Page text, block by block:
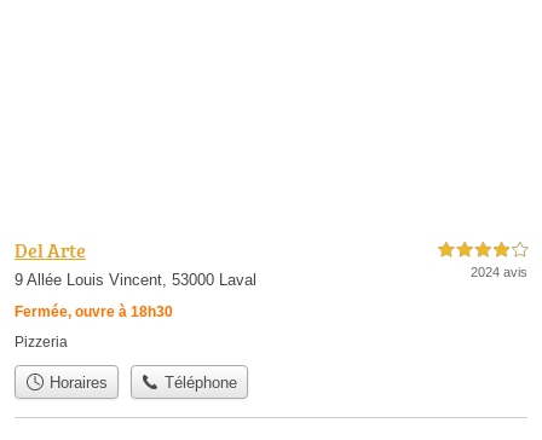
Del Arte
9 Allée Louis Vincent, 53000 Laval
Fermée, ouvre à 18h30
4,0 étoiles sur 5
2024 avis
Pizzeria
Horaires Téléphone